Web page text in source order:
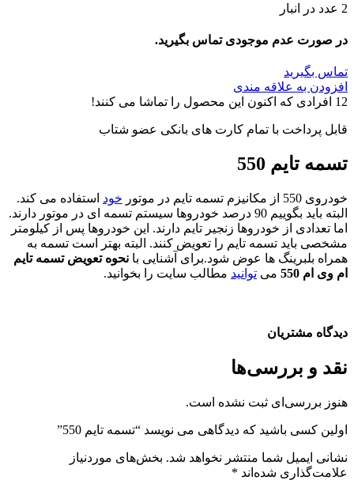
2 عدد در انبار
در صورت عدم موجودی تماس بگیرید.
تماس بگیرید
افزودن به علاقه مندی
12 افرادی که اکنون این محصول را تماشا می کنند!
قابل پرداخت با تمام کارت های بانکی عضو شتاب
تسمه تایم 550
خودروی 550 از مکانیزم تسمه تایم در موتور خود استفاده می کند.
البته باید بگوییم 90 درصد خودروها سیستم تسمه ای در موتور دارند.
اما تعدادی از خودروها زنجیر تایم دارند. این خودروها پس از کیلومتر
مشخصی باید تسمه تایم را تعویض کنند. البته بهتر است تسمه به
همراه بلبرینگ ها عوض شود.برای آشنایی با نحوه تعویض تسمه تایم
ام وی ام 550
می توانید مطالب سایت را بخوانید.
دیدگاه مشتریان
نقد و بررسی‌ها
هنوز بررسی‌ای ثبت نشده است.
اولین کسی باشید که دیدگاهی می نویسد “تسمه تایم 550”
نشانی ایمیل شما منتشر نخواهد شد. بخش‌های موردنیاز
علامت‌گذاری شده‌اند *